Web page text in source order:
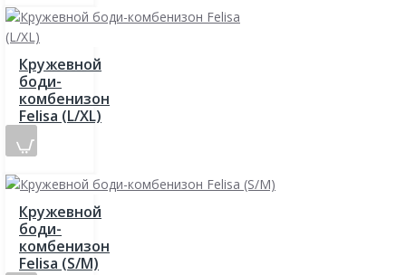
Кружевной
боди-
комбенизон
Felisa (L/XL)
Кружевной
боди-
комбенизон
Felisa (S/M)